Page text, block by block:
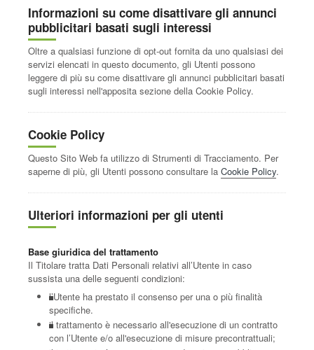
Informazioni su come disattivare gli annunci
pubblicitari basati sugli interessi
Oltre a qualsiasi funzione di opt-out fornita da uno qualsiasi dei
servizi elencati in questo documento, gli Utenti possono
leggere di più su come disattivare gli annunci pubblicitari basati
sugli interessi nell'apposita sezione della Cookie Policy.
Cookie Policy
Questo Sito Web fa utilizzo di Strumenti di Tracciamento. Per
saperne di più, gli Utenti possono consultare la Cookie Policy.
Ulteriori informazioni per gli utenti
Base giuridica del trattamento
Il Titolare tratta Dati Personali relativi all’Utente in caso
sussista una delle seguenti condizioni:
l’Utente ha prestato il consenso per una o più finalità
specifiche.
il trattamento è necessario all'esecuzione di un contratto
con l’Utente e/o all'esecuzione di misure precontrattuali;